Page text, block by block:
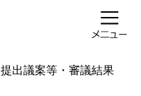
提出議案等・審議結果